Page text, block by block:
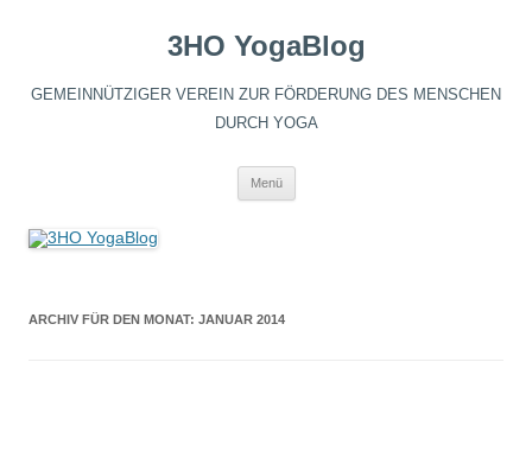
3HO YogaBlog
GEMEINNÜTZIGER VEREIN ZUR FÖRDERUNG DES MENSCHEN
DURCH YOGA
Menü
ARCHIV FÜR DEN MONAT: JANUAR 2014